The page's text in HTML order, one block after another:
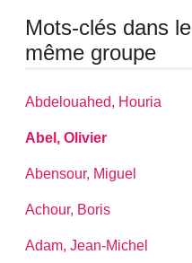
Mots-clés dans le
même groupe
Abdelouahed, Houria
Abel, Olivier
Abensour, Miguel
Achour, Boris
Adam, Jean-Michel